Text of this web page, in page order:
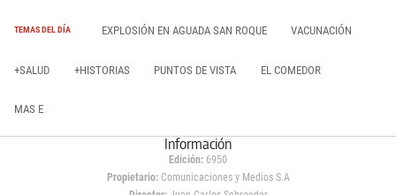
TEMAS DEL DÍA EXPLOSIÓN EN AGUADA SAN ROQUE VACUNACIÓN
+SALUD +HISTORIAS PUNTOS DE VISTA EL COMEDOR
MAS E
Información
Edición: 6950
Propietario:Comunicaciones y Medios S.A